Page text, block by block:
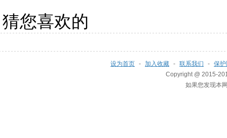
猜您喜欢的
设为首页 - 加入收藏 - 联系我们 - 保
Copyright @ 2015-
如果您发现本